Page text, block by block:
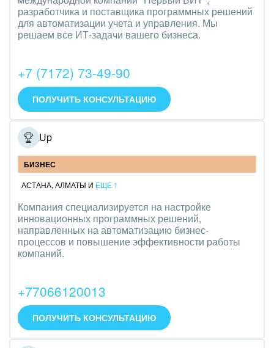
разработчика и поставщика программных решений
для автоматизации учета и управления. Мы
решаем все ИТ-задачи вашего бизнеса.
+7 (7172) 73-49-90
ПОЛУЧИТЬ КОНСУЛЬТАЦИЮ
LookUp
БИЗНЕС
АСТАНА, АЛМАТЫ И ЕЩЕ 1
Компания специализируется на настройке
инновационных программных решений,
направленных на автоматизацию бизнес-
процессов и повышение эффективности работы
компаний.
+77066120013
ПОЛУЧИТЬ КОНСУЛЬТАЦИЮ